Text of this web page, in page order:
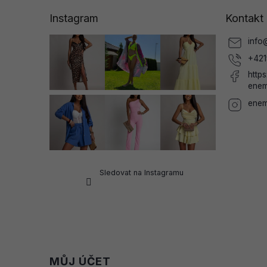
Instagram
Sledovat na Instagramu
Kontakt
info
MŮJ ÚČET